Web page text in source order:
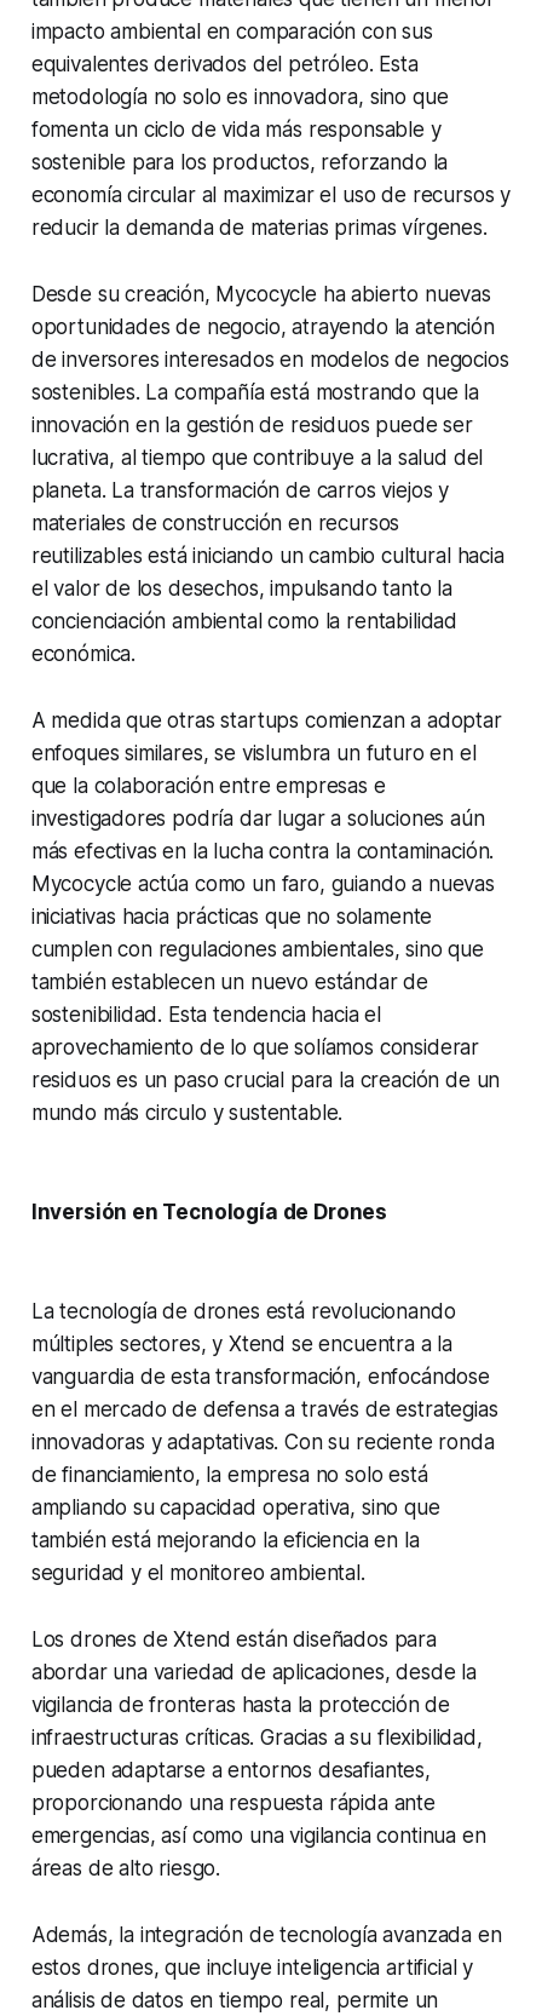
impacto ambiental en comparación con sus
equivalentes derivados del petróleo. Esta
metodología no solo es innovadora, sino que
fomenta un ciclo de vida más responsable y
sostenible para los productos, reforzando la
economía circular al maximizar el uso de recursos y
reducir la demanda de materias primas vírgenes.
Desde su creación, Mycocycle ha abierto nuevas
oportunidades de negocio, atrayendo la atención
de inversores interesados en modelos de negocios
sostenibles. La compañía está mostrando que la
innovación en la gestión de residuos puede ser
lucrativa, al tiempo que contribuye a la salud del
planeta. La transformación de carros viejos y
materiales de construcción en recursos
reutilizables está iniciando un cambio cultural hacia
el valor de los desechos, impulsando tanto la
concienciación ambiental como la rentabilidad
económica.
A medida que otras startups comienzan a adoptar
enfoques similares, se vislumbra un futuro en el
que la colaboración entre empresas e
investigadores podría dar lugar a soluciones aún
más efectivas en la lucha contra la contaminación.
Mycocycle actúa como un faro, guiando a nuevas
iniciativas hacia prácticas que no solamente
cumplen con regulaciones ambientales, sino que
también establecen un nuevo estándar de
sostenibilidad. Esta tendencia hacia el
aprovechamiento de lo que solíamos considerar
residuos es un paso crucial para la creación de un
mundo más circulo y sustentable.
Inversión en Tecnología de Drones
La tecnología de drones está revolucionando
múltiples sectores, y Xtend se encuentra a la
vanguardia de esta transformación, enfocándose
en el mercado de defensa a través de estrategias
innovadoras y adaptativas. Con su reciente ronda
de financiamiento, la empresa no solo está
ampliando su capacidad operativa, sino que
también está mejorando la eficiencia en la
seguridad y el monitoreo ambiental.
Los drones de Xtend están diseñados para
abordar una variedad de aplicaciones, desde la
vigilancia de fronteras hasta la protección de
infraestructuras críticas. Gracias a su flexibilidad,
pueden adaptarse a entornos desafiantes,
proporcionando una respuesta rápida ante
emergencias, así como una vigilancia continua en
áreas de alto riesgo.
Además, la integración de tecnología avanzada en
estos drones, que incluye inteligencia artificial y
análisis de datos en tiempo real, permite un